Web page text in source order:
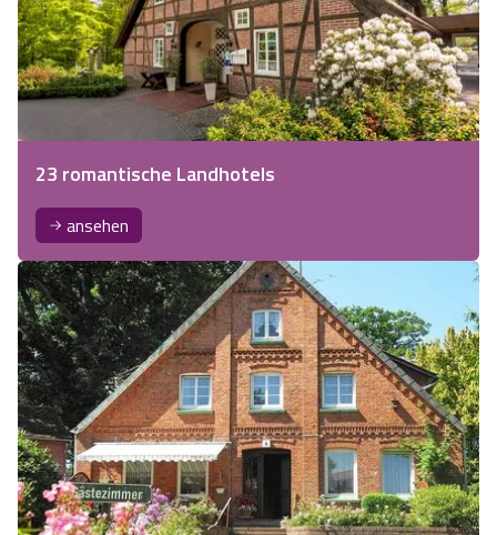
23 romantische Landhotels
ansehen